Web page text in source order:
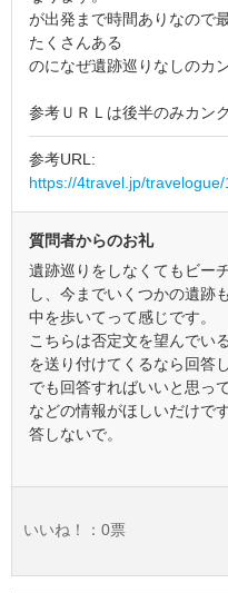
が出発まで時間ありなので
たくさんある
のになぜ遺跡巡りなしのカ
参考ＵＲＬは後半のみカン
参考URL:
https://4travel.jp/travelogue/
質問者からのお礼
遺跡巡りをしなくてもビー
し、今までいくつかの遺跡
中を歩いてって感じです。
こちらは否定文を望んでい
を送り付けてくるなら回答
でも回答すればいいと思っ
などの情報がほしいだけで
答しないで。
いいね！： 0票